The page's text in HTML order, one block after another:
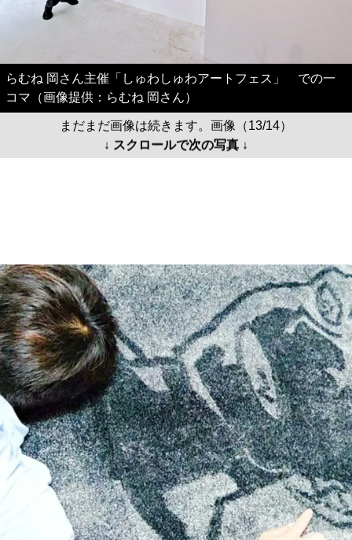
らむね 岡さん主催「しゅわしゅわアートフェス」 での一
コマ（画像提供：らむね 岡さん）
まだまだ画像は続きます。画像（13/14）
↓ スクロールで次の写真 ↓